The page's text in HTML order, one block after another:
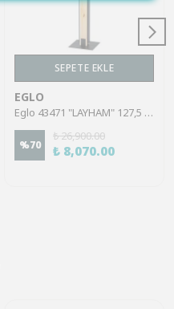
SEPETE EKLE
EGLO
Eglo 43471 "LAYHAM" 127,5 Cm Yüksekliğinde Ahşap, Çelik Köşe Lambası Lambader
%70
₺ 26,900.00
₺ 8,070.00